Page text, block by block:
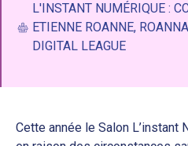
L'INSTANT NUMÉRIQUE :
ETIENNE ROANNE,
DIGITAL LEAGUE
Cette année le Salon L’instant